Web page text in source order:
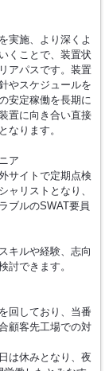
実施、より深くよ
くことで、装置状
アパスです。装置
やスケジュールを
安定稼働を長期に
置に向き合い直接
なります。
ア
サイトで定期点検
ャリストとなり、
ブルのSWAT要員
キルや経験、志向
討できます。
回しており、当番
顧客先工場での対
は休みとなり、夜